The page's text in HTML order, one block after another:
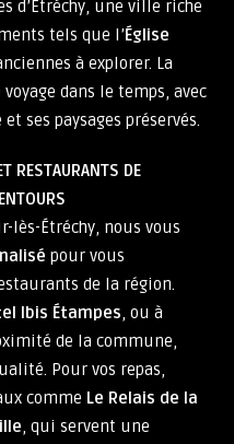
d’Étréchy, une ville riche
tels que l’Église
à explorer. La
dans le temps, avec
ses paysages préservés.
RESTAURANTS DE
lès-Étréchy, nous vous
pour vous
de la région.
Ibis Étampes, ou à
de la commune,
Pour vos repas,
comme Le Relais de la
, qui servent une